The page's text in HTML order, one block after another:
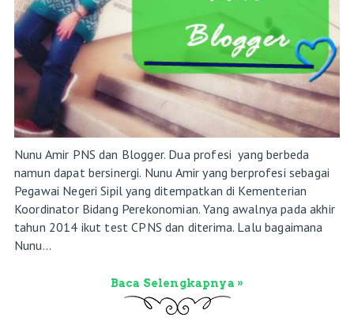
Nunu Amir PNS dan Blogger. Dua profesi yang berbeda
namun dapat bersinergi. Nunu Amir yang berprofesi sebagai
Pegawai Negeri Sipil yang ditempatkan di Kementerian
Koordinator Bidang Perekonomian. Yang awalnya pada akhir
tahun 2014 ikut test CPNS dan diterima. Lalu bagaimana
Nunu...
Baca Selengkapnya »